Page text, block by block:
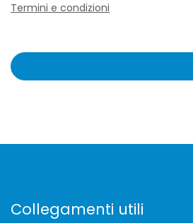
Termini e condizioni
Collegamenti utili